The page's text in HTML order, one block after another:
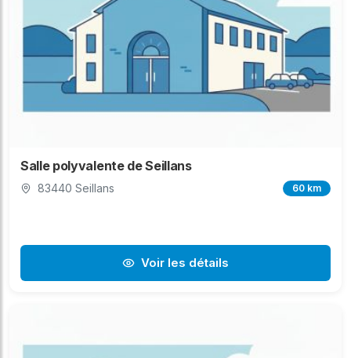
Salle polyvalente de Seillans
83440 Seillans 60 km
Voir les détails